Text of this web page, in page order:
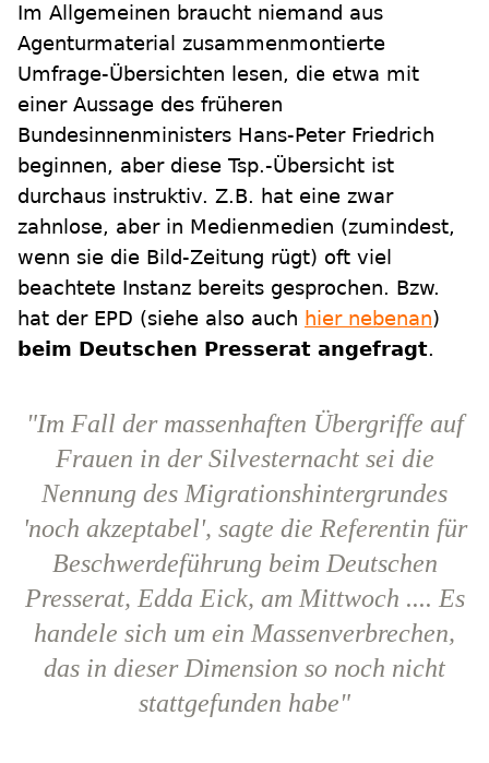
Im Allgemeinen braucht niemand aus
Agenturmaterial zusammenmontierte
Umfrage-Übersichten lesen, die etwa mit
einer Aussage des früheren
Bundesinnenministers Hans-Peter Friedrich
beginnen, aber diese Tsp.-Übersicht ist
durchaus instruktiv. Z.B. hat eine zwar
zahnlose, aber in Medienmedien (zumindest,
wenn sie die Bild-Zeitung rügt) oft viel
beachtete Instanz bereits gesprochen. Bzw.
hat der EPD (siehe also auch hier nebenan)
beim Deutschen Presserat angefragt.
"Im Fall der massenhaften Übergriffe auf
Frauen in der Silvesternacht sei die
Nennung des Migrationshintergrundes
'noch akzeptabel', sagte die Referentin für
Beschwerdeführung beim Deutschen
Presserat, Edda Eick, am Mittwoch .... Es
handele sich um ein Massenverbrechen,
das in dieser Dimension so noch nicht
stattgefunden habe"